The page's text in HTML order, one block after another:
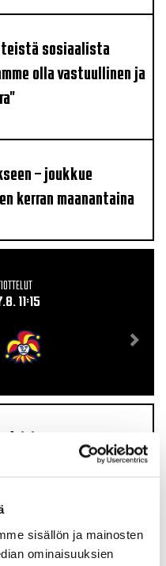
sisällön ja mainosten
ominaisuuksien
sosiaalista
olla vastuullinen ja
– joukkue
kerran maanantaina
11:15